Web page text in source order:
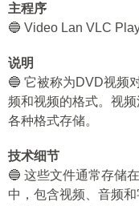
主程序
🔵 Video Lan VLC
说明
🔵 它被称为DVD视频
频和视频的格式。视
各种格式存储。
技术细节
🔵 这些文件通常存储
中，包含视频、音频